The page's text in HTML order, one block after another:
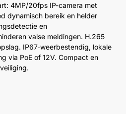
4MP/20fps IP-camera met
dynamisch bereik en helder
en
valse meldingen. H.265
IP67‑weerbestendig, lokale
via PoE of 12V. Compact en